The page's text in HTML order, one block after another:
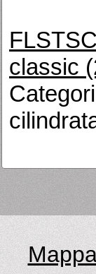
classic